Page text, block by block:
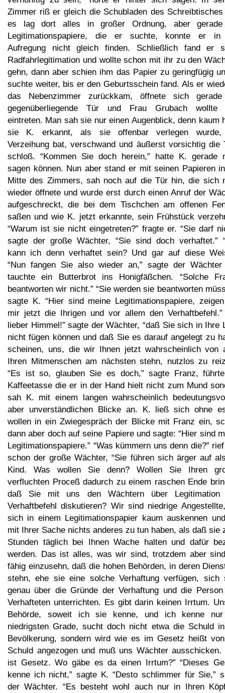
Zimmer riß er gleich die Schubladen des
es lag dort alles in großer Ordnung, aber
Legitimationspapiere, die er suchte, konnte er in
Aufregung nicht gleich finden. Schließlich fand er
Radfahrlegitimation und wollte schon mit ihr zu den
gehn, dann aber schien ihm das Papier zu geringfügig
suchte weiter, bis er den Geburtsschein fand. Als er
das Nebenzimmer zurückkam, öffnete sich
gegenüberliegende Tür und Frau Grubach wollte
eintreten. Man sah sie nur einen Augenblick, denn kaum
sie K. erkannt, als sie offenbar verlegen
Verzeihung bat, verschwand und äußerst vorsichtig die
schloß. “Kommen Sie doch herein,” hatte K. gerade
sagen können. Nun aber stand er mit seinen Papieren
Mitte des Zimmers, sah noch auf die Tür hin, die sich
wieder öffnete und wurde erst durch einen Anruf der
aufgeschreckt, die bei dem Tischchen am offenen
saßen und wie K. jetzt erkannte, sein Frühstück
“Warum ist sie nicht eingetreten?” fragte er. “Sie darf
sagte der große Wächter, “Sie sind doch verhaftet.”
kann ich denn verhaftet sein? Und gar auf diese
“Nun fangen Sie also wieder an,” sagte der Wächter
tauchte ein Butterbrot ins Honigfäßchen. “Solche
beantworten wir nicht.” “Sie werden sie beantworten
sagte K. “Hier sind meine Legitimationspapiere,
mir jetzt die Ihrigen und vor allem den Verhaftbefehl.”
lieber Himmel!” sagte der Wächter, “daß Sie sich in Ihre
nicht fügen können und daß Sie es darauf angelegt zu
scheinen, uns, die wir Ihnen jetzt wahrscheinlich von
Ihren Mitmenschen am nächsten stehn, nutzlos zu
“Es ist so, glauben Sie es doch,” sagte Franz,
Kaffeetasse die er in der Hand hielt nicht zum Mund
sah K. mit einem langen wahrscheinlich
aber unverständlichen Blicke an. K. ließ sich ohne
wollen in ein Zwiegespräch der Blicke mit Franz ein,
dann aber doch auf seine Papiere und sagte: “Hier sind
Legitimationspapiere.” “Was kümmern uns denn die?”
schon der große Wächter, “Sie führen sich ärger auf
Kind. Was wollen Sie denn? Wollen Sie Ihren
verfluchten Proceß dadurch zu einem raschen Ende
daß Sie mit uns den Wächtern über Legitimation
Verhaftbefehl diskutieren? Wir sind niedrige
sich in einem Legitimationspapier kaum auskennen
mit Ihrer Sache nichts anderes zu tun haben, als daß sie
Stunden täglich bei Ihnen Wache halten und dafür
werden. Das ist alles, was wir sind, trotzdem aber
fähig einzusehn, daß die hohen Behörden, in deren
stehn, ehe sie eine solche Verhaftung verfügen, sich
genau über die Gründe der Verhaftung und die
Verhafteten unterrichten. Es gibt darin keinen Irrtum.
Behörde, soweit ich sie kenne, und ich kenne
niedrigsten Grade, sucht doch nicht etwa die Schuld
Bevölkerung, sondern wird wie es im Gesetz heißt
Schuld angezogen und muß uns Wächter ausschicken.
ist Gesetz. Wo gäbe es da einen Irrtum?” “Dieses
kenne ich nicht,” sagte K. “Desto schlimmer für Sie,”
der Wächter. “Es besteht wohl auch nur in Ihren